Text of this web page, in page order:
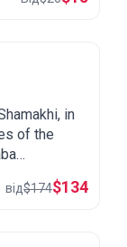
in
of the
від$174$134